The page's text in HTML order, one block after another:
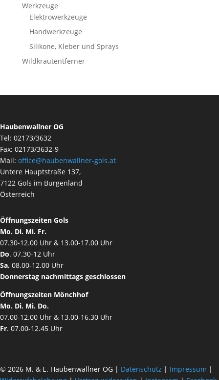
Werkzeuge
Elektrowerkzeuge
Handwerkzeuge
Silikone, Kleber und Sprays
Wildkrautentferner
Haubenwallner OG
Tel: 02173/3632
Fax: 02173/3632-9
Mail: office@haubenwallner-gols.at
Untere Hauptstraße 137,
7122 Gols im Burgenland
Österreich
Öffnungszeiten Gols
Mo. Di. Mi. Fr.
07.30-12.00 Uhr & 13.00-17.00 Uhr
Do. 07.30-12 Uhr
Sa. 08.00-12.00 Uhr
Donnerstag nachmittags geschlossen
Öffnungszeiten Mönchhof
Mo. Di. Mi. Do.
07.00-12.00 Uhr & 13.00-16.30 Uhr
Fr. 07.00-12.45 Uhr
© 2026 M. & E. Haubenwallner OG | Datenschutz | Impressum |